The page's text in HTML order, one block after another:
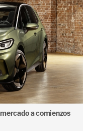
a comienzos